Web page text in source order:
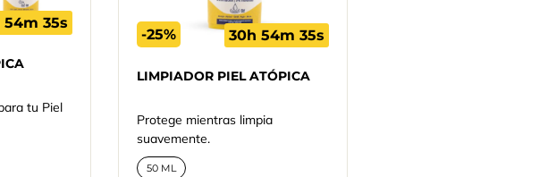
54m 34s
tu Piel
-25% 30h 54m 34s
LIMPIADOR PIEL ATÓPICA
Protege mientras limpia
suavemente.
50 ML